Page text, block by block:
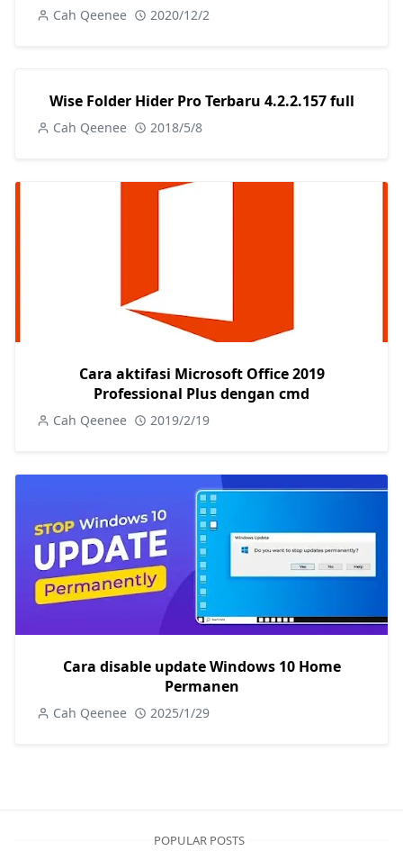
Cah Qeenee 2020/12/2
Wise Folder Hider Pro Terbaru 4.2.2.157 full
Cah Qeenee 2018/5/8
Cara aktifasi Microsoft Office 2019
Professional Plus dengan cmd
Cah Qeenee 2019/2/19
Cara disable update Windows 10 Home
Permanen
Cah Qeenee 2025/1/29
POPULAR POSTS